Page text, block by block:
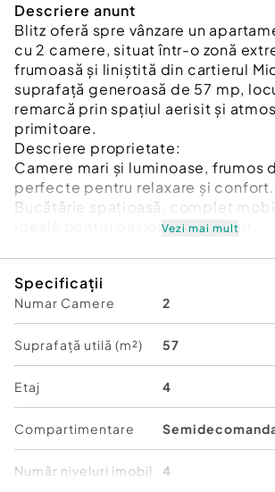
Descriere anunt
Blitz oferă spre vânzare un
cu 2 camere, situat într-o zonă
frumoasă și liniștită din cartierul
suprafață generoasă de 57 mp,
remarcă prin spațiul aerisit și
primitoare.
Descriere proprietate:
Camere mari și luminoase, frumos
perfecte pentru relaxare și confort.
Bucătărie spațioasă, complet
ideală pentru pasionații de gătit.
Design interior atent ales, pentru a
ambianță caldă și modernă.
Locație și avantaje:
Situat într-o zonă liniștită, departe
urbană, dar în același timp
precum magazine, școli și mijloace
Ideal pentru o familie sau pentru
doresc un loc spațios și
Nu ratați această oportunitate! Un
adevărat special vă așteaptă!
Cod ofertă / ID BLITZ: P137480
Vezi mai mult
Specificații
Numar Camere 2
Suprafață utilă (m²) 57
Etaj 4
Compartimentare
Număr niveluri imobil 4